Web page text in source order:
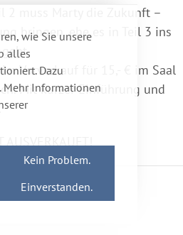
wie Sie unsere
alles
Dazu
Mehr Informationen
Kein Problem.
Einverstanden.
2 muss Marty die Zukunft –
bringen, ehe es in Teil 3 ins
geht.
im Vorverkauf für 15,- € im Saal
Mit kurzer Einführung und
AUSVERKAUFT!